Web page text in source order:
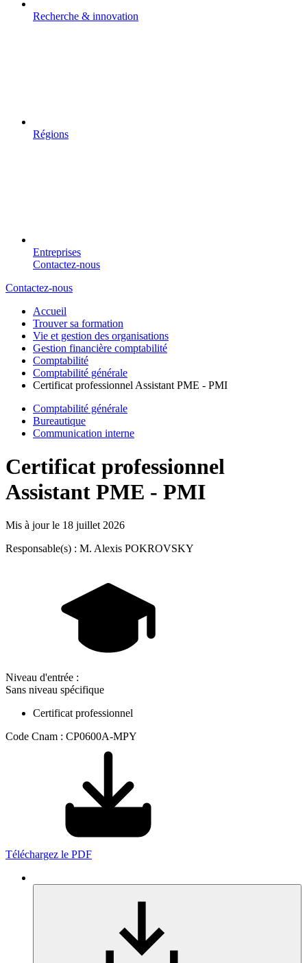
Recherche & innovation
Régions
Entreprises
Contactez-nous
Contactez-nous
Accueil
Trouver sa formation
Vie et gestion des organisations
Gestion financière comptabilité
Comptabilité
Comptabilité générale
Certificat professionnel Assistant PME - PMI
Comptabilité générale
Bureautique
Communication interne
Certificat professionnel
Assistant PME - PMI
Mis à jour le 18 juillet 2026
Responsable(s) : M. Alexis POKROVSKY
Niveau d'entrée :
Sans niveau spécifique
Certificat professionnel
Code Cnam : CP0600A-MPY
Téléchargez le PDF